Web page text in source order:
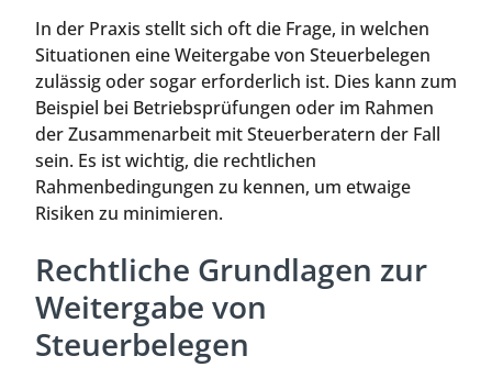
In der Praxis stellt sich oft die Frage, in welchen
Situationen eine Weitergabe von Steuerbelegen
zulässig oder sogar erforderlich ist. Dies kann zum
Beispiel bei Betriebsprüfungen oder im Rahmen
der Zusammenarbeit mit Steuerberatern der Fall
sein. Es ist wichtig, die rechtlichen
Rahmenbedingungen zu kennen, um etwaige
Risiken zu minimieren.
Rechtliche Grundlagen zur
Weitergabe von
Steuerbelegen